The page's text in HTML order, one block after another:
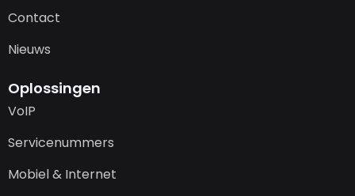
Contact
Nieuws
Oplossingen
VoIP
Servicenummers
Mobiel & Internet